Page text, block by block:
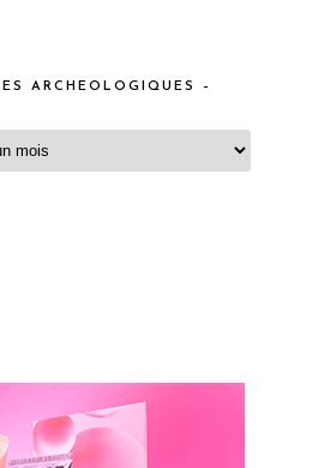
ARCHEOLOGIQUES –